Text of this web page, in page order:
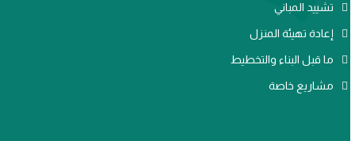
تشييد المباني
إعادة تهيئة المنزل
ما قبل البناء والتخطيط
مشاريع خاصة